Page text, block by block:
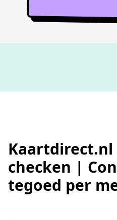
Kaartdirect.nl
checken |
tegoed per